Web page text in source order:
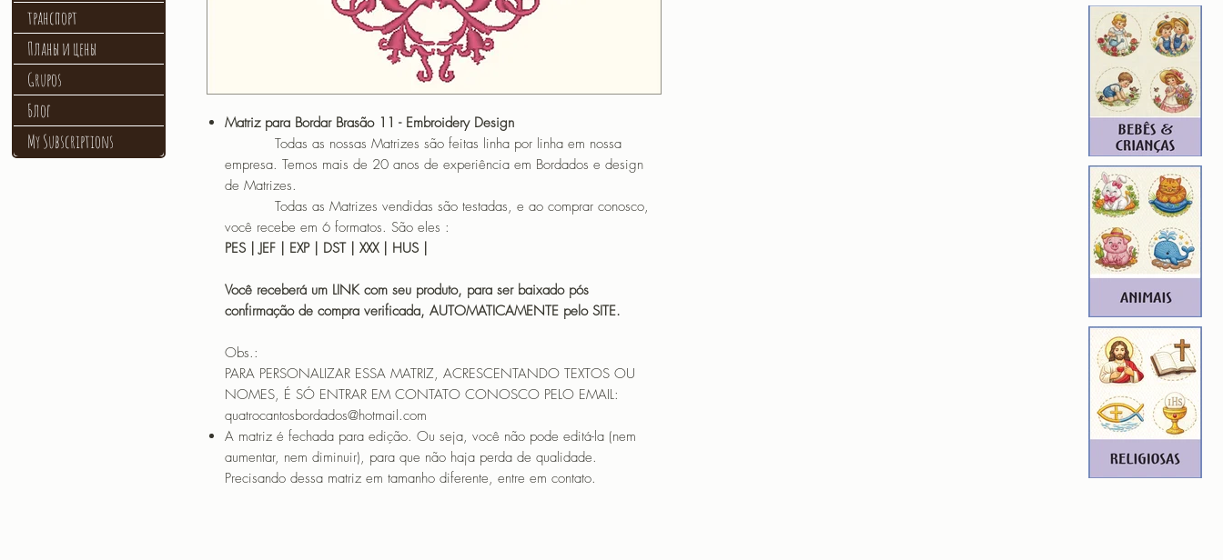
Matriz para Bordar Brasão 11 - Embroidery Design
Todas as nossas Matrizes são feitas linha por linha em nossa
empresa. Temos mais de 20 anos de experiência em Bordados e design
de Matrizes.
Todas as Matrizes vendidas são testadas, e ao comprar conosco,
você recebe em 6 formatos. São eles :
PES | JEF | EXP | DST | XXX | HUS |
Você receberá um LINK com seu produto, para ser baixado pós
confirmação de compra verificada, AUTOMATICAMENTE pelo SITE.
Obs.:
PARA PERSONALIZAR ESSA MATRIZ, ACRESCENTANDO TEXTOS OU
NOMES, É SÓ ENTRAR EM CONTATO CONOSCO PELO EMAIL:
quatrocantosbordados@hotmail.com
A matriz é fechada para edição. Ou seja, você não pode editá-la (nem
aumentar, nem diminuir), para que não haja perda de qualidade.
Precisando dessa matriz em tamanho diferente, entre em contato.
транспорт
Планы и цены
Grupos
Блог
My Subscriptions